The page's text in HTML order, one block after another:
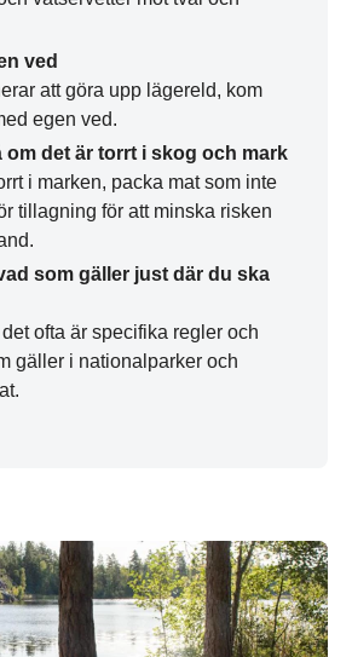
ved
att göra upp lägereld, kom
egen ved.
om det är torrt i skog och mark
i marken, packa mat som inte
tillagning för att minska risken
som gäller just där du ska
ofta är specifika regler och
gäller i nationalparker och